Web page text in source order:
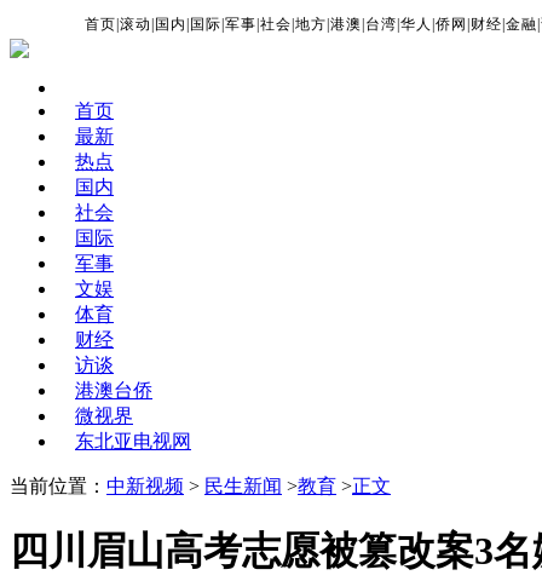
首页 |滚动 国内 国际 |军事 |社会 |地方 |港澳 台湾 |华人 |侨网 财经 |金融 |
首页
最新
热点
国内
社会
国际
军事
文娱
体育
财经
访谈
港澳台侨
微视界
东北亚电视网
当前位置： 中新视频 > 民生新闻 >教育 >正文
四川眉山高考志愿被篡改案3